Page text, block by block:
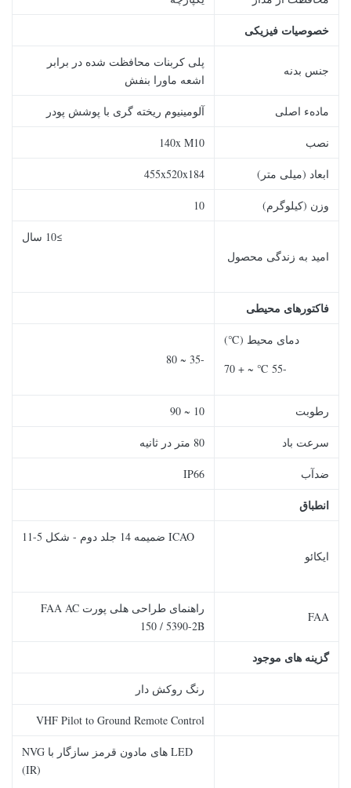
خصوصیات فیزیکی
جنس بدنه
پلی کربنات محافظت شده در برابر
اشعه ماورا بنفش
مادهء اصلی آلومینیوم ریخته گری با پوشش پودر
نصب 140x M10
ابعاد (میلی متر) 455x520x184
وزن (کیلوگرم) 10
امید به زندگی محصول
≥10 سال
فاکتورهای محیطی
دمای محیط (℃)
-55 ℃ ~ + 70
-35 ~ 80
رطوبت 10 ~ 90
سرعت باد 80 متر در ثانیه
ضدآب IP66
انطباق
ایکائو
ICAO ضمیمه 14 جلد دوم - شکل 5-11
FAA
راهنمای طراحی هلی پورت FAA AC
150 / 5390-2B
گزینه های موجود
رنگ روکش دار
VHF Pilot to Ground Remote Control
LED های مادون قرمز سازگار با NVG
(IR)